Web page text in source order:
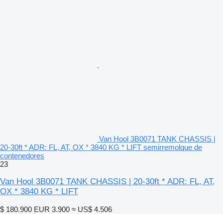
Van Hool 3B0071 TANK CHASSIS |
20-30ft * ADR: FL, AT, OX * 3840 KG * LIFT semirremolque de
contenedores
23
Van Hool 3B0071 TANK CHASSIS | 20-30ft * ADR: FL, AT,
OX * 3840 KG * LIFT
$ 180.900 EUR 3.900 ≈ US$ 4.506